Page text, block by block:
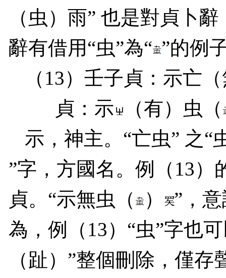
（虫）雨” 也是對貞卜
辭有借用“虫”為“ ”的例
（ 13）壬子貞：示亡
貞：示
（有）虫（
示，神主。“亡虫” 之“
”字，方國名。例（ 13）
貞。“示無虫（
）
”，
為，例（ 13）“虫”字也
（趾）”整個刪除，僅存